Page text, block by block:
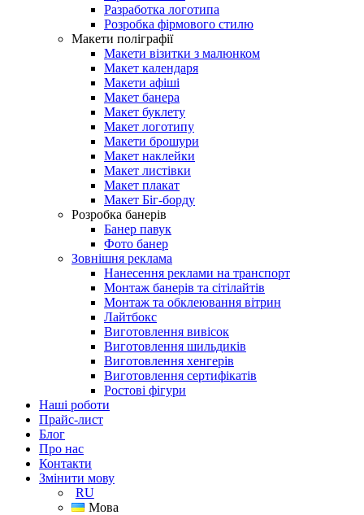
Разработка логотипа
Розробка фірмового стилю
Макети поліграфії
Макети візитки з малюнком
Макет календаря
Макети афіші
Макет банера
Макет буклету
Макет логотипу
Макети брошури
Макет наклейки
Макет листівки
Макет плакат
Макет Біг-борду
Розробка банерів
Банер павук
Фото банер
Зовнішня реклама
Нанесення реклами на транспорт
Монтаж банерів та сітілайтів
Монтаж та обклеювання вітрин
Лайтбокс
Виготовлення вивісок
Виготовлення шильдиків
Виготовлення хенгерів
Виготовлення сертифікатів
Ростові фігури
Наші роботи
Прайс-лист
Блог
Про нас
Контакти
Змінити мову
RU
Мова